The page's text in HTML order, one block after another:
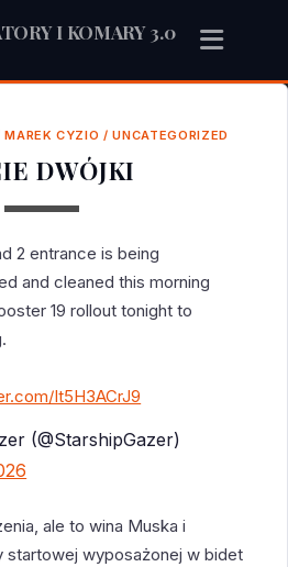
I KOMARY 3.0
MAREK CYZIO /UNCATEGORIZED
DWÓJKI
2 entrance is being
and cleaned this morning
19 rollout tonight to
It5H3ACrJ9
(@StarshipGazer)
ale to wina Muska i
startowej wyposażonej w bidet